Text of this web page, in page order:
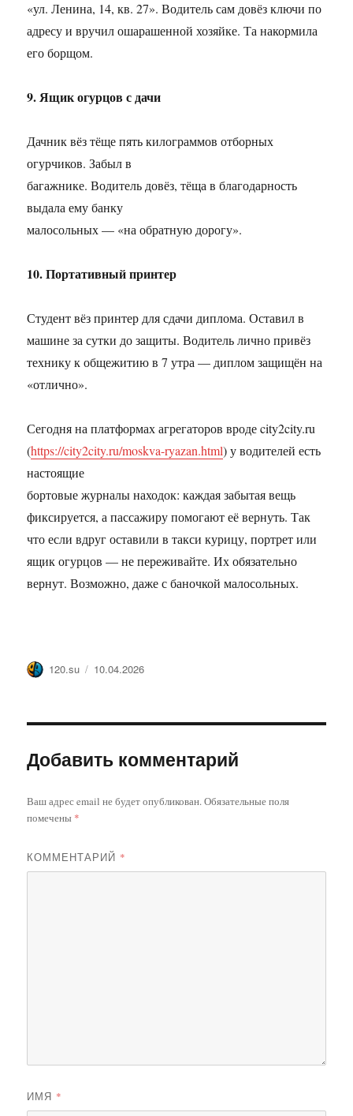
«ул. Ленина, 14, кв. 27». Водитель сам довёз ключи по
адресу и вручил ошарашенной хозяйке. Та накормила
его борщом.
9. Ящик огурцов с дачи
Дачник вёз тёще пять килограммов отборных
огурчиков. Забыл в
багажнике. Водитель довёз, тёща в благодарность
выдала ему банку
малосольных — «на обратную дорогу».
10. Портативный принтер
Студент вёз принтер для сдачи диплома. Оставил в
машине за сутки до защиты. Водитель лично привёз
технику к общежитию в 7 утра — диплом защищён на
«отлично».
Сегодня на платформах агрегаторов вроде city2city.ru
(https://city2city.ru/moskva-ryazan.html) у водителей есть
настоящие
бортовые журналы находок: каждая забытая вещь
фиксируется, а пассажиру помогают её вернуть. Так
что если вдруг оставили в такси курицу, портрет или
ящик огурцов — не переживайте. Их обязательно
вернут. Возможно, даже с баночкой малосольных.
Автор
120.su Опубликовано
10.04.2026
Добавить комментарий
Ваш адрес email не будет опубликован. Обязательные поля
помечены *
КОММЕНТАРИЙ *
ИМЯ *